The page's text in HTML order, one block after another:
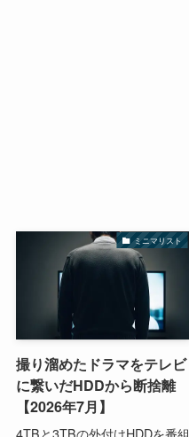
ミニマリスト
撮り溜めたドラマをテレビ
に繋いだHDDから断捨離
【2026年7月】
4TBと3TBの外付けHDDを番組